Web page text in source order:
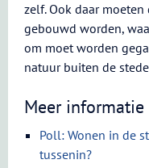
zelf. Ook daar
gebouwd worden,
om moet worden
natuur buiten de
Meer
Poll: Wonen in de
tussenin?